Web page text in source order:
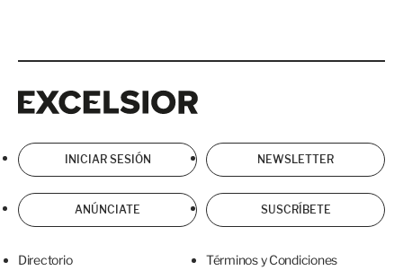
INICIAR SESIÓN NEWSLETTER
ANÚNCIATE SUSCRÍBETE
Directorio Términos y Condiciones